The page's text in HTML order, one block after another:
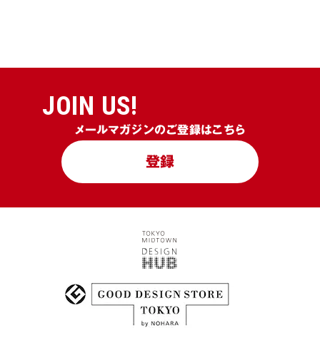
JOIN US!
メールマガジンのご登録はこちら
登録